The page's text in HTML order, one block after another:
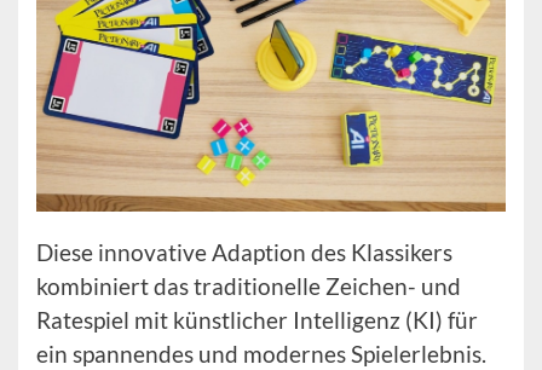
Diese innovative Adaption des Klassikers
kombiniert das traditionelle Zeichen- und
Ratespiel mit künstlicher Intelligenz (KI) für
ein spannendes und modernes Spielerlebnis.